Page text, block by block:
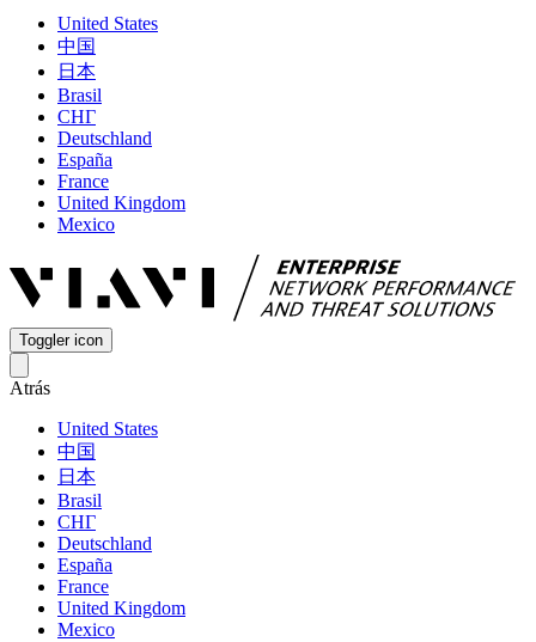
United States
中国
日本
Brasil
СНГ
Deutschland
España
France
United Kingdom
Mexico
Toggler icon
Atrás
United States
中国
日本
Brasil
СНГ
Deutschland
España
France
United Kingdom
Mexico